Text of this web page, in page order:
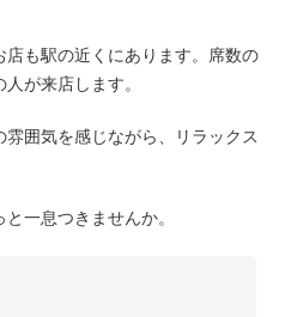
も駅の近くにあります。席数の
が来店します。
囲気を感じながら、リラックス
一息つきませんか。